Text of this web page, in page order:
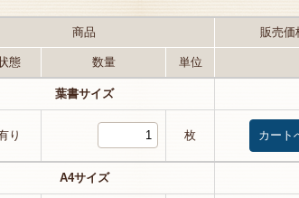
商品 販売価
態 数量 単位
葉書サイズ
り 枚
A4サイズ